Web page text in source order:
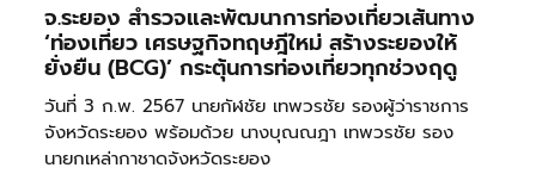
จ.ระยอง สำรวจและพัฒนาการท่องเที่ยวเส้นทาง
‘ท่องเที่ยว เศรษฐกิจทฤษฎีใหม่ สร้างระยองให้
ยั่งยืน (BCG)’ กระตุ้นการท่องเที่ยวทุกช่วงฤดู
วันที่ 3 ก.พ. 2567 นายกัฬชัย เทพวรชัย รองผู้ว่าราชการ
จังหวัดระยอง พร้อมด้วย นางบุณณฎา เทพวรชัย รอง
นายกเหล่ากาชาดจังหวัดระยอง